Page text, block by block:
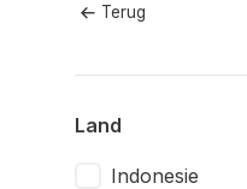
Terug
Land
Indonesie